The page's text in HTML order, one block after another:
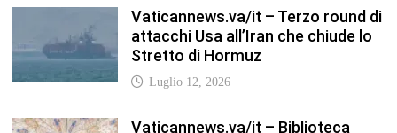
di guerra non spengano la
speranza, si torni al dialogo
Luglio 12, 2026
SEDE DEL CNEL IL NUOVO